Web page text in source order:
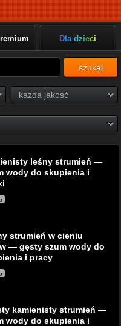
Dla dzieci
szukaj
leśny strumień —
wody do skupienia i
strumień w cieniu
— gęsty szum wody do
i pracy
kamienisty strumień —
wody do skupienia i